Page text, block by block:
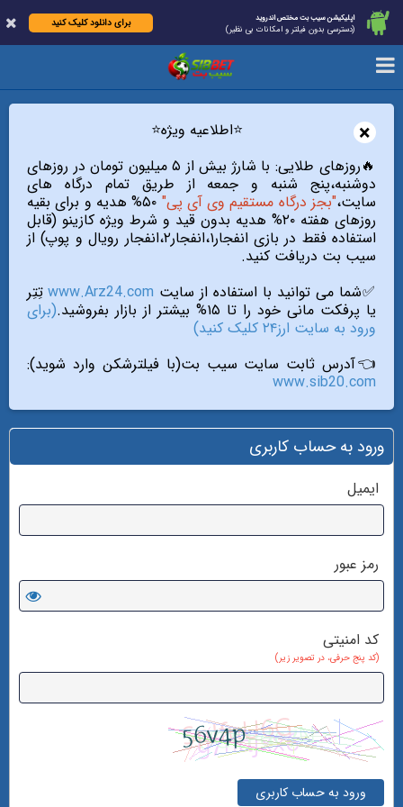
اپلیکیشن سیب بت مختص اندروید
(دسترسی بدون فیلتر و امکانات بی نظیر)
برای دانلود کلیک کنید
×
⭐️اطلاعیه ویژه⭐️
🔥روزهای طلایی: با شارژ بیش از ۵ میلیون تومان در روزهای
دوشنبه،پنج شنبه و جمعه از طریق تمام درگاه های
سایت،"بجز درگاه مستقیم وی آی پی"
۵۰% هدیه و برای بقیه
روزهای هفته ۲۰% هدیه بدون قید و شرط ویژه کازینو (قابل
استفاده فقط در بازی انفجار۱،انفجار۲،انفجار رویال و پوپ) از
سیب بت دریافت کنید.
✅شما می توانید با استفاده از سایت www.Arz24.com تِتِر
یا پرفکت مانی خود را تا ۱۵% بیشتر از بازار بفروشید.
(برای
ورود به سایت ارز۲۴ کلیک کنید)
👈آدرس ثابت سایت سیب بت(با فیلترشکن وارد شوید):
www.sib20.com
ورود به حساب کاربری
ایمیل
رمز عبور
کد امنیتی
(کد پنج حرفی، در تصویر زیر)
ورود به حساب کاربری